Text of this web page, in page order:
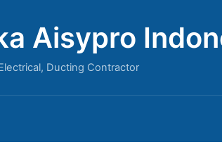
Aisypro
Ducting Contractor